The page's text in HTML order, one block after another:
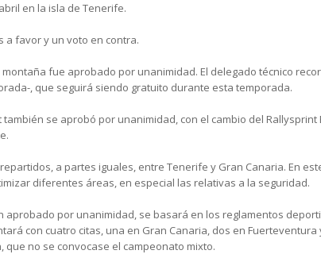
en la isla de Tenerife.
a favor y un voto en contra.
fue aprobado por unanimidad. El delegado técnico
, que seguirá siendo gratuito durante esta temporada.
se aprobó por unanimidad, con el cambio del
a partes iguales, entre Tenerife y Gran Canaria. En
diferentes áreas, en especial las relativas a la seguridad.
aprobado por unanimidad, se basará en los reglamentos
con cuatro citas, una en Gran Canaria, dos en
no se convocase el campeonato mixto.